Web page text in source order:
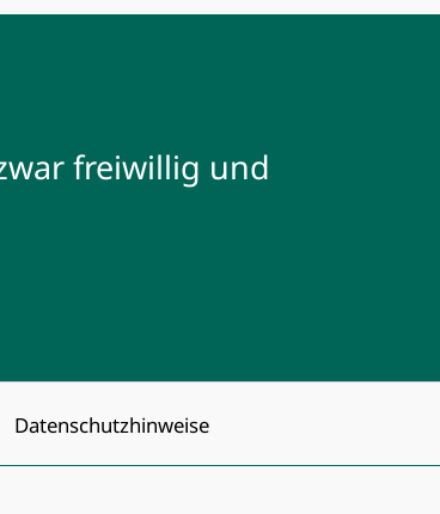
freiwillig und
Datenschutzhinweise